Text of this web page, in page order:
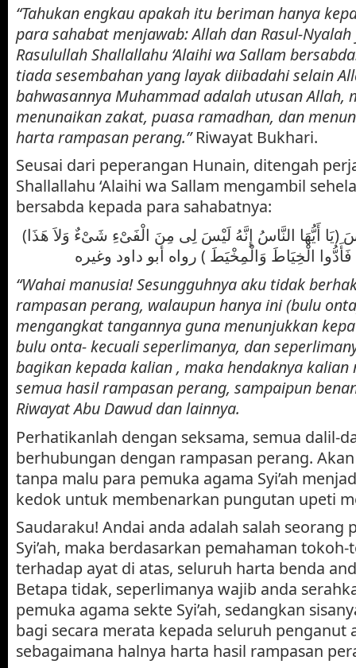
“Tahukan engkau apakah itu beriman hanya
para sahabat menjawab: Allah dan Rasul-
Rasulullah Shallallahu ‘Alaihi wa Sallam
tiada sesembahan yang layak diibadahi selain
bahwasannya Muhammad adalah utusan Allah,
menunaikan zakat, puasa ramadhan, dan
harta rampasan perang.”Riwayat Bukhari.
Seusai dari peperangan Hunain, ditengah
Shallallahu ‘Alaihi wa Sallam mengambil
bersabda kepada para sahabatnya:
(يَا أَيُّهَا النَّاسُ إِنَّهُ لَيْسَ لِى مِنَ الْفَىْءِ شَىْءٌ وَلاَ هَذَا) وَرَفَعَ أُصْبُعَيْهِ (إِلاَّ الْخُمُسَ
الْخِيَاطَ وَالْمِخْيَطَ ) رواه أبو داود وغيره
“Wahai manusia! Sesungguhnya aku tidak
rampasan perang, walaupun hanya ini (bulu
mengangkat tangannya guna menunjukkan
bulu onta- kecuali seperlimanya, dan
bagikan kepada kalian , maka hendaknya kalian
semua hasil rampasan perang, sampaipun
Riwayat Abu Dawud dan lainnya.
Perhatikanlah dengan seksama, semua dalil-
berhubungan dengan rampasan perang.
tanpa malu para pemuka agama Syi’ah
kedok untuk membenarkan pungutan upeti
Saudaraku! Andai anda adalah salah seorang
Syi’ah, maka berdasarkan pemahaman
terhadap ayat di atas, seluruh harta benda
Betapa tidak, seperlimanya wajib anda
pemuka agama sekte Syi’ah, sedangkan
bagi secara merata kepada seluruh penganut
sebagaimana halnya harta hasil rampasan